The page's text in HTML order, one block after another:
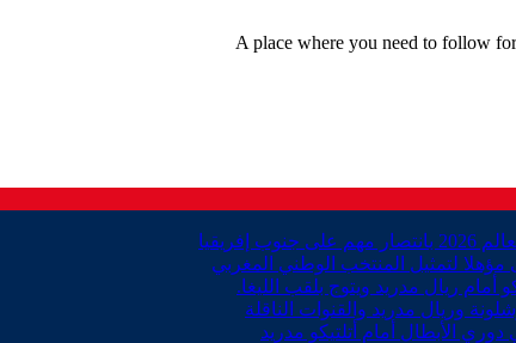
A place where you need to follow
إفريقيا
لتمثيل المنتخب الوطني المغربي
أمام ريال مدريد ويتوج بلقب الليغا.
وريال مدريد والقنوات الناقلة
دوري الأبطال أمام أتلتيكو مدريد